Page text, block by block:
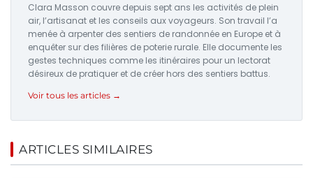
Clara Masson couvre depuis sept ans les activités de plein
air, l’artisanat et les conseils aux voyageurs. Son travail l’a
menée à arpenter des sentiers de randonnée en Europe et à
enquêter sur des filières de poterie rurale. Elle documente les
gestes techniques comme les itinéraires pour un lectorat
désireux de pratiquer et de créer hors des sentiers battus.
Voir tous les articles →
ARTICLES SIMILAIRES